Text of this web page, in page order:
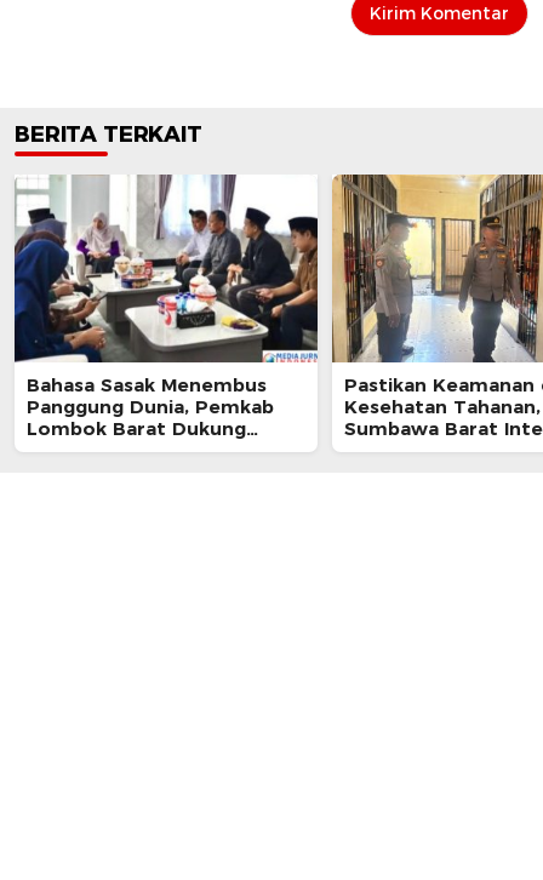
BERITA TERKAIT
Bahasa Sasak Menembus
Panggung Dunia, Pemkab
Lombok Barat Dukung
Kongres Internasional
Pastikan Keamanan
Kesehatan
Sumbawa Barat
Pengecekan Rutan